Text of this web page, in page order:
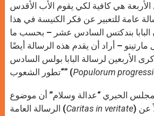
الأربعة هي كافية لكي يقوم الأب الأقدس
عامة للتعبير عن فكر الكنيسة في هذا
البابا بندكتس السادس عشر – بحسب ما
مارتينو – أراد أن يقدم هذه الرسالة أيضًا
الأربعين لرسالة البابا بولس السادس
“تطور الشعوب” (Populorum
الحبري “عدالة وسلام” أن موضوع
الرسالة العامة (Caritas in veritate) يختلف قليلاً عن